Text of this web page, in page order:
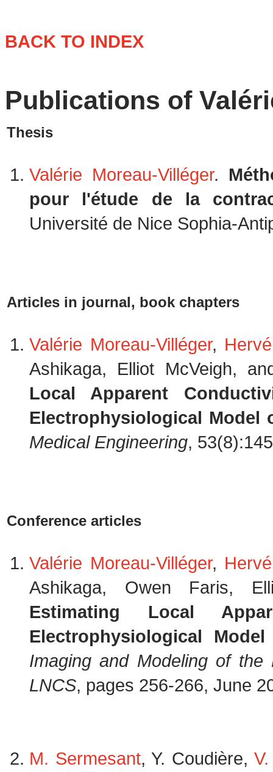
BACK TO INDEX
Publications of
Thesis
Valérie Moreau-Villéger.
pour l'étude de la
Université de Nice Sophia-
Articles in journal, book chapters
Valérie Moreau-Villéger,
Ashikaga, Elliot McVeigh,
Local Apparent
Electrophysiological Model
Medical Engineering,
Conference articles
Valérie Moreau-Villéger,
Ashikaga, Owen Faris,
Estimating Local
Electrophysiological
Imaging and Modeling of the
LNCS, pages 256-266, June
M. Sermesant, Y. Coudière,